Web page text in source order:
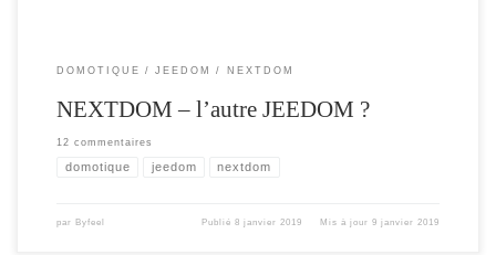
DOMOTIQUE JEEDOM NEXTDOM
NEXTDOM – l’autre JEEDOM ?
12 commentaires
domotique jeedom nextdom
par Byfeel Publié8 janvier 2019 Mis à jour9 janvier 2019